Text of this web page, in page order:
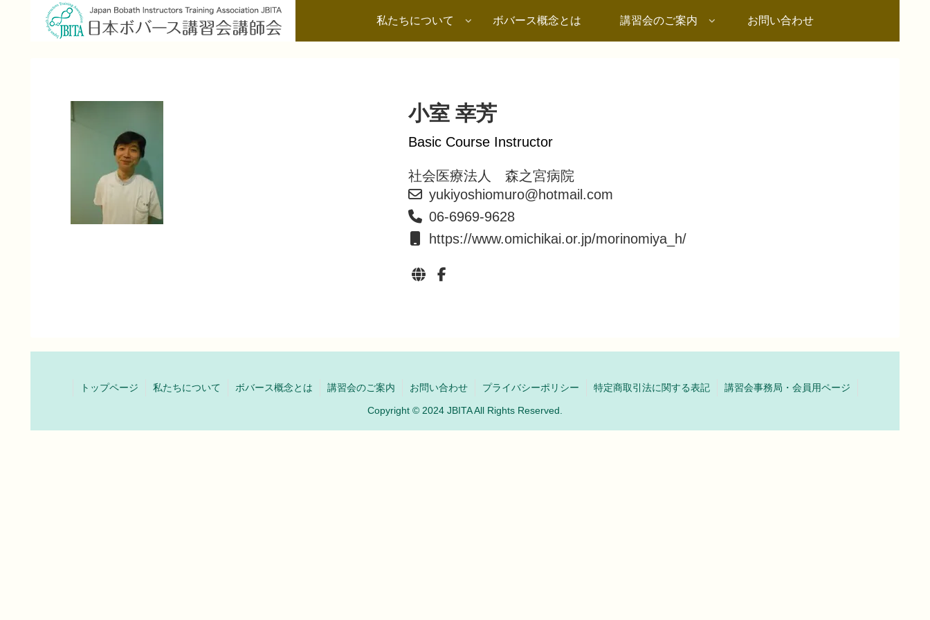
私たちについて ボバース概念とは 講習会のご案内 お問い合わせ
小室 幸芳
Basic Course Instructor
社会医療法人 森之宮病院
yukiyoshiomuro@hotmail.com
06-6969-9628
https://www.omichikai.or.jp/morinomiya_h/
トップページ 私たちについて ボバース概念とは 講習会のご案内 お問い合わせ プライバシーポリシー 特定商取引法に関する表記 講習会事務局・会員用ページ
Copyright © 2024 JBITA All Rights Reserved.